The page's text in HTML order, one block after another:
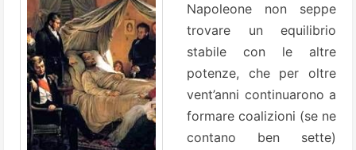
Napoleone non seppe
trovare un equilibrio
stabile con le altre
potenze, che per oltre
vent’anni continuarono a
formare coalizioni (se ne
contano ben sette)